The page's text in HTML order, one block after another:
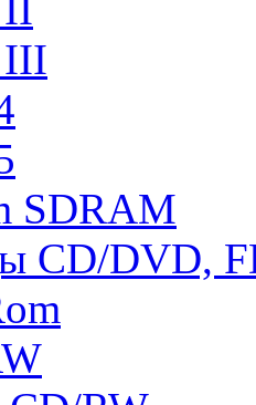
III
SDRAM
СD/DVD,